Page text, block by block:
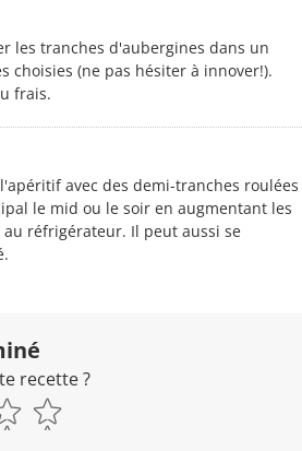
les tranches d'aubergines dans un
choisies (ne pas hésiter à innover!).
frais.
avec des demi-tranches roulées
le mid ou le soir en augmentant les
réfrigérateur. Il peut aussi se
recette ?